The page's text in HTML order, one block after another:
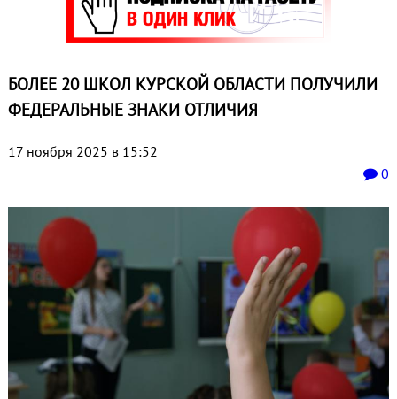
БОЛЕЕ 20 ШКОЛ КУРСКОЙ ОБЛАСТИ ПОЛУЧИЛИ
ФЕДЕРАЛЬНЫЕ ЗНАКИ ОТЛИЧИЯ
17 ноября 2025 в 15:52
0